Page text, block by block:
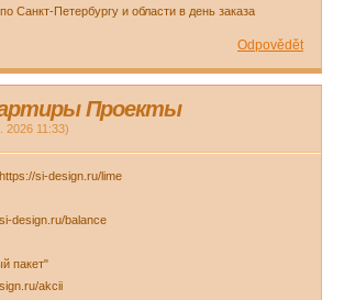
Санкт-Петербургу и области в день заказа
Odpovědět
Проекты
2026 11:33)
si-design.ru/lime
design.ru/balance
пакет"
akcii